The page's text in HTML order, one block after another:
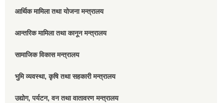
आर्थिक मामिला तथा योजना मन्त्रालय
आन्तरिक मामिला तथा कानून मन्त्रालय
सामाजिक विकास मन्त्रालय
भुमि व्यवस्था, कृषि तथा सहकारी मन्त्रालय
उद्योग, पर्यटन, वन तथा वातावरण मन्त्रालय